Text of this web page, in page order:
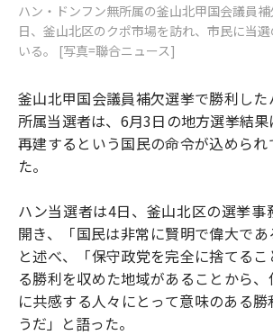
ハン・ドンフン無所属の釜山北甲国会議員
日、釜山北区のクポ市場を訪れ、市民に当
いる。 [写真=聯合ニュース]
釜山北甲国会議員補欠選挙で勝利し
所属当選者は、6月3日の地方選挙結
再建するという国民の命令が込めら
た。
ハン当選者は4日、釜山北区の選挙事
開き、「国民は非常に賢明で偉大であ
と述べ、「保守政党を完全に捨てる
る勝利を収めた地域があることから
に共感する人々にとって意味のある
うだ」と語った。